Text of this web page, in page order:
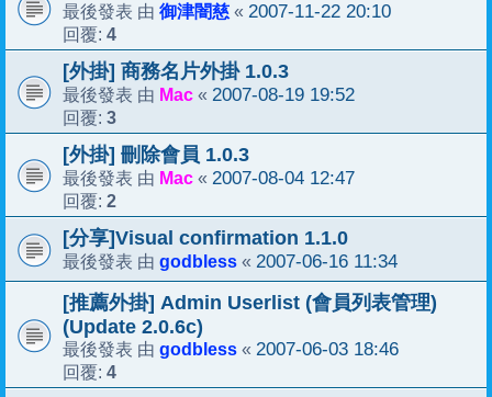
最後發表 由 御津闇慈 « 2007-11-22 20:10
回覆: 4
[外掛] 商務名片外掛 1.0.3
最後發表 由 Mac « 2007-08-19 19:52
回覆: 3
[外掛] 刪除會員 1.0.3
最後發表 由 Mac « 2007-08-04 12:47
回覆: 2
[分享]Visual confirmation 1.1.0
最後發表 由 godbless « 2007-06-16 11:34
[推薦外掛] Admin Userlist (會員列表管理)
(Update 2.0.6c)
最後發表 由 godbless « 2007-06-03 18:46
回覆: 4